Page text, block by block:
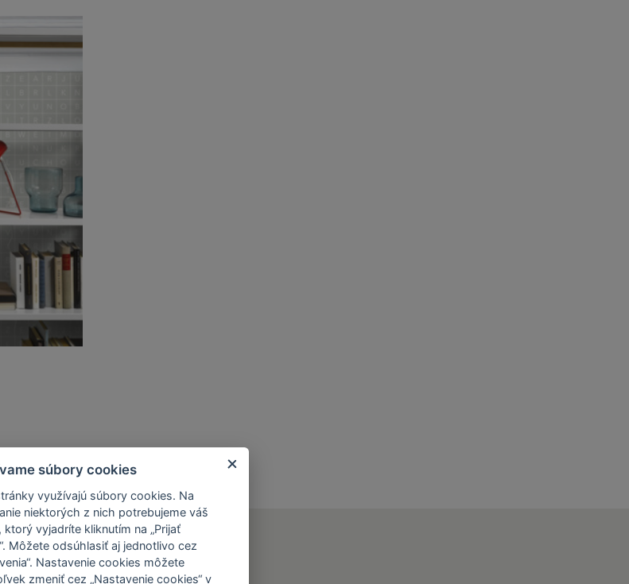
súbory cookies
využívajú súbory cookies. Na
niektorých z nich potrebujeme váš
ktorý vyjadríte kliknutím na „Prijať
Môžete odsúhlasiť aj jednotlivo cez
Nastavenie cookies môžete
zmeniť cez „Nastavenie cookies“ v